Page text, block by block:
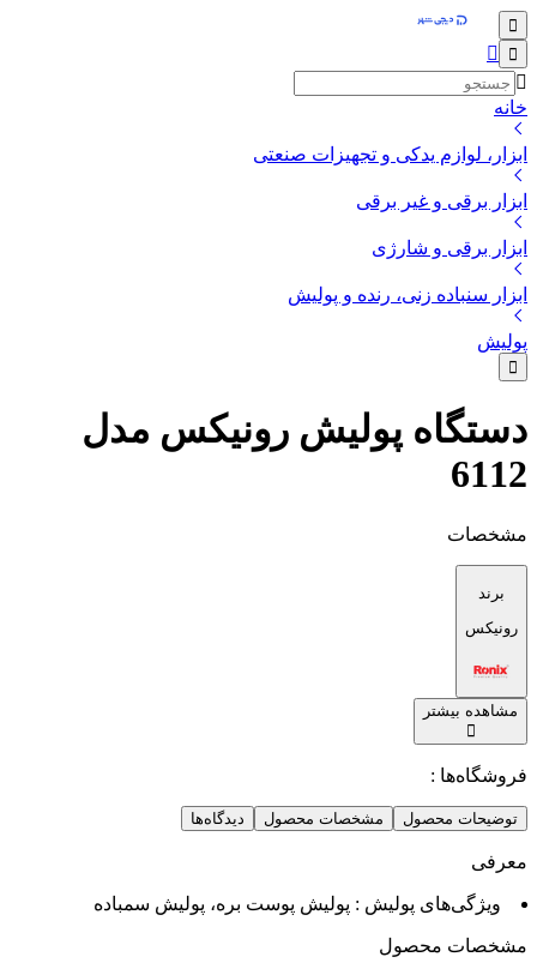
خانه
ابزار، لوازم یدکی و تجهیزات صنعتی
ابزار برقی و غیر برقی
ابزار برقی و شارژی
ابزار سنباده زنی، رنده و پولیش
پولیش
دستگاه پولیش رونیکس مدل
6112
مشخصات
برند
رونیکس
مشاهده بیشتر
فروشگاه‌ها :
توضیحات محصول مشخصات محصول دیدگاه‌ها
معرفی
ویژگی‌های پولیش : پولیش پوست بره، پولیش سمباده
مشخصات محصول